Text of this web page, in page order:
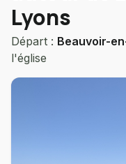
Lyons
Départ : Beauvoir-
l'église